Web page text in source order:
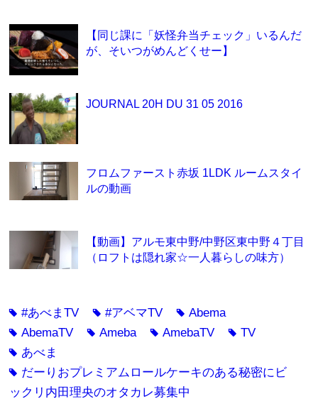
【同じ課に「妖怪弁当チェック」いるんだ
が、そいつがめんどくせー】
JOURNAL 20H DU 31 05 2016
フロムファースト赤坂 1LDK ルームスタイ
ルの動画
【動画】アルモ東中野/中野区東中野４丁目
（ロフトは隠れ家☆一人暮らしの味方）
tag#あべまTV tag#アベマTV tagAbema
tagAbemaTV tagAmeba tagAmebaTV tagTV
tag あべま
tag だーりおプレミアムロールケーキのある秘密にビ
ックリ内田理央のオタカレ募集中